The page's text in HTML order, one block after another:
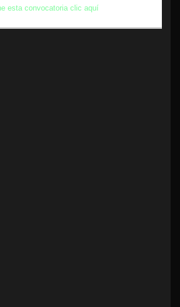
esta convocatoria clic aquí